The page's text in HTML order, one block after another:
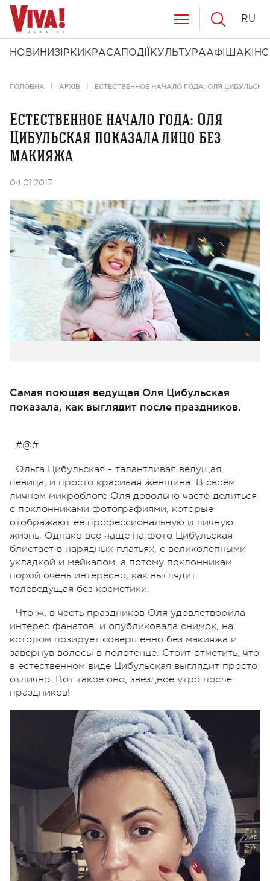
НОВИНИ ЗІРКИ КРАСА ПОДІЇ КУЛЬТУРААФІША КІНО
RU
ГОЛОВНА АРХІВ ЕСТЕСТВЕННОЕ НАЧАЛО ГОДА: ОЛЯ
Естественное начало года: Оля
Цибульская показала лицо без
макияжа
04.01.2017
Самая поющая ведущая Оля Цибульская
показала, как выглядит после праздников.
#@#
Ольга Цибульская - талантливая ведущая,
певица, и просто красивая женщина. В своем
личном микроблоге Оля довольно часто делиться
с поклонниками фотографиями, которые
отображают ее профессиональную и личную
жизнь. Однако все чаще на фото Цибульская
блистает в нарядных платьях, с великолепными
укладкой и мейкапом, а потому поклонникам
порой очень интересно, как выглядит
телеведущая без косметики.
Что ж, в честь праздников Оля удовлетворила
интерес фанатов, и опубликовала снимок, на
котором позирует совершенно без макияжа и
завернув волосы в полотенце. Стоит отметить, что
в естественном виде Цибульская выглядит просто
отлично. Вот такое оно, звездное утро после
праздников!